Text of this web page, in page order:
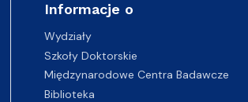
Informacje o
Wydziały
Szkoły Doktorskie
Międzynarodowe Centra Badawcze
Biblioteka